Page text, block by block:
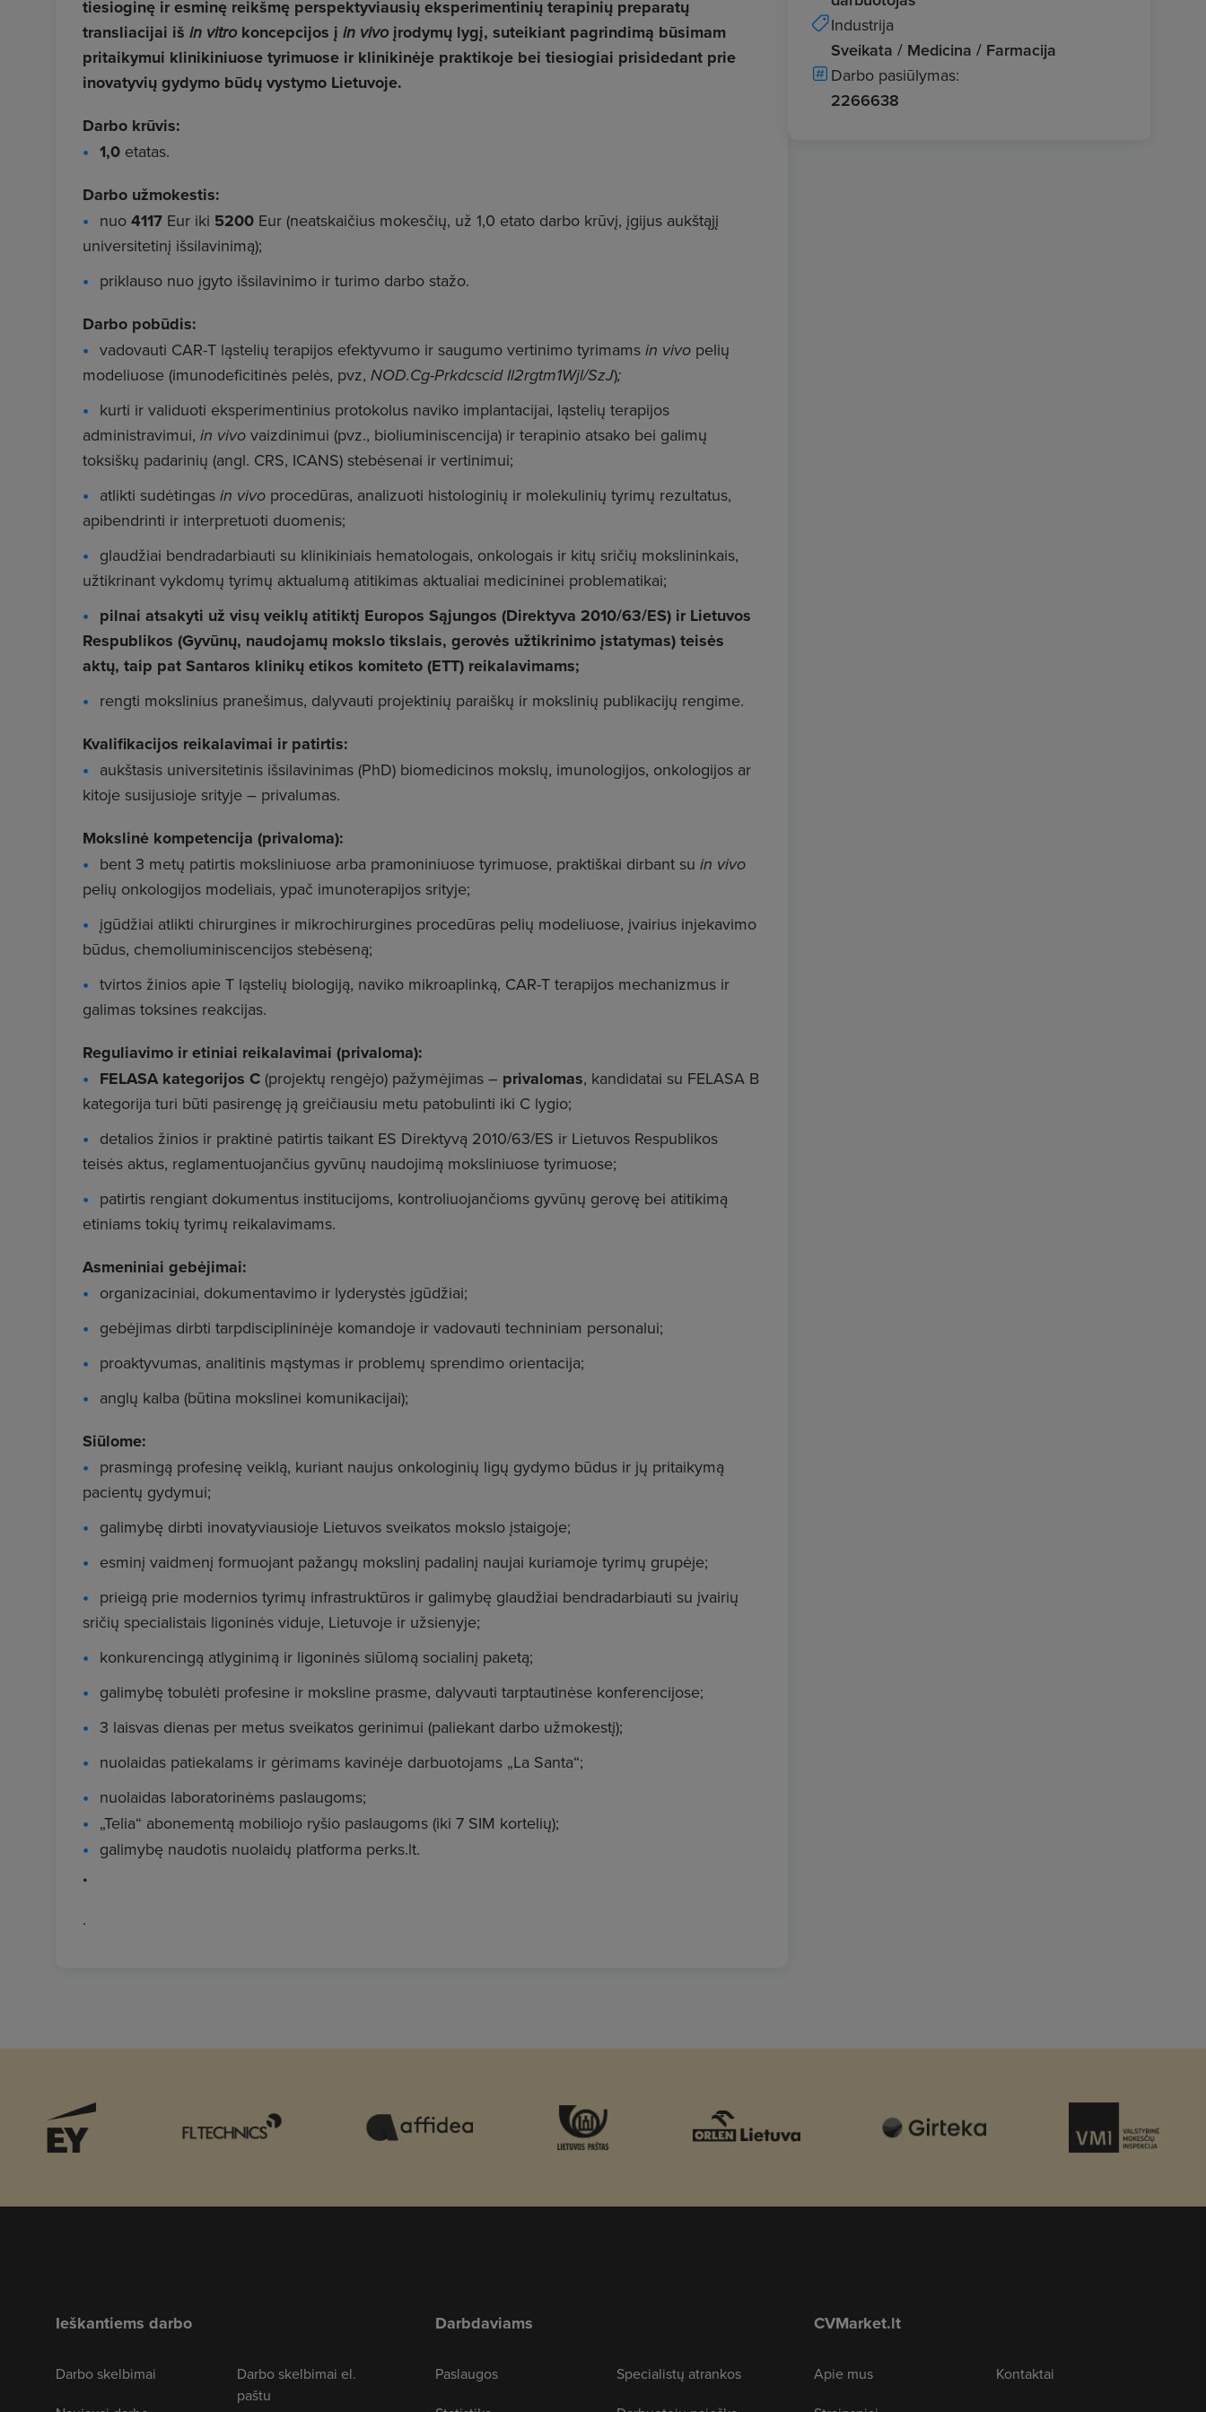
tiesioginę ir esminę reikšmę perspektyviausių eksperimentinių terapinių preparatų
transliacijai iš in vitrokoncepcijos į in vivoįrodymų lygį, suteikiant pagrindimą būsimam
pritaikymui klinikiniuose tyrimuose ir klinikinėje praktikoje bei tiesiogiai prisidedant prie
inovatyvių gydymo būdų vystymo Lietuvoje.
Darbo krūvis:
1,0 etatas.
Darbo užmokestis:
nuo 4117 Eur iki 5200 Eur (neatskaičius mokesčių, už 1,0 etato darbo krūvį, įgijus aukštąjį
universitetinį išsilavinimą);
priklauso nuo įgyto išsilavinimo ir turimo darbo stažo.
Darbo pobūdis:
vadovauti CAR-T ląstelių terapijos efektyvumo ir saugumo vertinimo tyrimams in vivo pelių
modeliuose (imunodeficitinės pelės, pvz, NOD.Cg-Prkdcscid Il2rgtm1Wjl/SzJ);
kurti ir validuoti eksperimentinius protokolus naviko implantacijai, ląstelių terapijos
administravimui, in vivo vaizdinimui (pvz., bioliuminiscencija) ir terapinio atsako bei galimų
toksiškų padarinių (angl. CRS, ICANS) stebėsenai ir vertinimui;
atlikti sudėtingas in vivo procedūras, analizuoti histologinių ir molekulinių tyrimų rezultatus,
apibendrinti ir interpretuoti duomenis;
glaudžiai bendradarbiauti su klinikiniais hematologais, onkologais ir kitų sričių mokslininkais,
užtikrinant vykdomų tyrimų aktualumą atitikimas aktualiai medicininei problematikai;
pilnai atsakyti už visų veiklų atitiktį Europos Sąjungos (Direktyva 2010/63/ES) ir Lietuvos
Respublikos (Gyvūnų, naudojamų mokslo tikslais, gerovės užtikrinimo įstatymas) teisės
aktų, taip pat Santaros klinikų etikos komiteto (ETT) reikalavimams;
rengti mokslinius pranešimus, dalyvauti projektinių paraiškų ir mokslinių publikacijų rengime.
Kvalifikacijos reikalavimai ir patirtis:
aukštasis universitetinis išsilavinimas (PhD) biomedicinos mokslų, imunologijos, onkologijos ar
kitoje susijusioje srityje – privalumas.
Mokslinė kompetencija (privaloma):
bent 3 metų patirtis moksliniuose arba pramoniniuose tyrimuose, praktiškai dirbant su in vivo
pelių onkologijos modeliais, ypač imunoterapijos srityje;
įgūdžiai atlikti chirurgines ir mikrochirurgines procedūras pelių modeliuose, įvairius injekavimo
būdus, chemoliuminiscencijos stebėseną;
tvirtos žinios apie T ląstelių biologiją, naviko mikroaplinką, CAR-T terapijos mechanizmus ir
galimas toksines reakcijas.
Reguliavimo ir etiniai reikalavimai (privaloma):
FELASA kategorijos C (projektų rengėjo) pažymėjimas – privalomas, kandidatai su FELASA B
kategorija turi būti pasirengę ją greičiausiu metu patobulinti iki C lygio;
detalios žinios ir praktinė patirtis taikant ES Direktyvą 2010/63/ES ir Lietuvos Respublikos
teisės aktus, reglamentuojančius gyvūnų naudojimą moksliniuose tyrimuose;
patirtis rengiant dokumentus institucijoms, kontroliuojančioms gyvūnų gerovę bei atitikimą
etiniams tokių tyrimų reikalavimams.
Asmeniniai gebėjimai:
organizaciniai, dokumentavimo ir lyderystės įgūdžiai;
gebėjimas dirbti tarpdisciplininėje komandoje ir vadovauti techniniam personalui;
proaktyvumas, analitinis mąstymas ir problemų sprendimo orientacija;
anglų kalba (būtina mokslinei komunikacijai);
Siūlome:
prasmingą profesinę veiklą, kuriant naujus onkologinių ligų gydymo būdus ir jų pritaikymą
pacientų gydymui;
galimybę dirbti inovatyviausioje Lietuvos sveikatos mokslo įstaigoje;
esminį vaidmenį formuojant pažangų mokslinį padalinį naujai kuriamoje tyrimų grupėje;
prieigą prie modernios tyrimų infrastruktūros ir galimybę glaudžiai bendradarbiauti su įvairių
sričių specialistais ligoninės viduje, Lietuvoje ir užsienyje;
konkurencingą atlyginimą ir ligoninės siūlomą socialinį paketą;
galimybę tobulėti profesine ir moksline prasme, dalyvauti tarptautinėse konferencijose;
3 laisvas dienas per metus sveikatos gerinimui (paliekant darbo užmokestį);
nuolaidas patiekalams ir gėrimams kavinėje darbuotojams „La Santa“;
nuolaidas laboratorinėms paslaugoms;
„Telia“ abonementą mobiliojo ryšio paslaugoms (iki 7 SIM kortelių);
galimybę naudotis nuolaidų platforma perks.lt.
.
.
Industrija
Sveikata / Medicina / Farmacija
Darbo pasiūlymas:
2266638
Ieškantiems darbo
Darbo skelbimai
Darbo skelbimai el.
paštu
Darbdaviams
Paslaugos
Specialistų atrankos
CVMarket.lt
Apie mus
Kontaktai